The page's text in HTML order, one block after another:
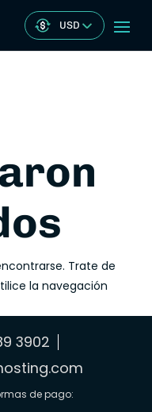
USD
Trate de
la navegación
3902
de pago: